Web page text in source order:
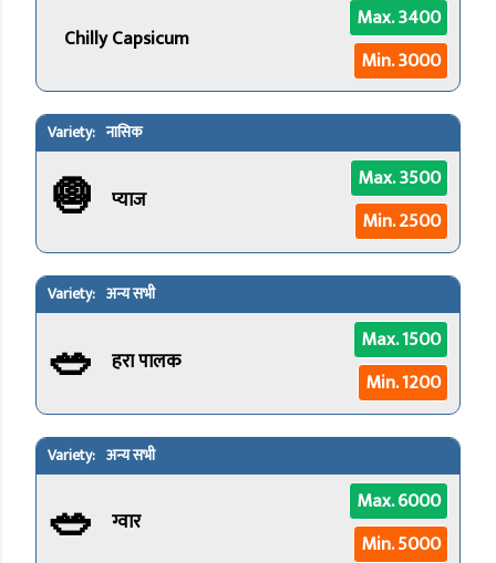
Chilly Capsicum
Max. 3400
Min. 3000
नासिक
🧅 प्याज
Max. 3500
Min. 2500
अन्य सभी
🥗 हरा पालक
Max. 1500
Min. 1200
अन्य सभी
🥗 ग्वार
Max. 6000
Min. 5000